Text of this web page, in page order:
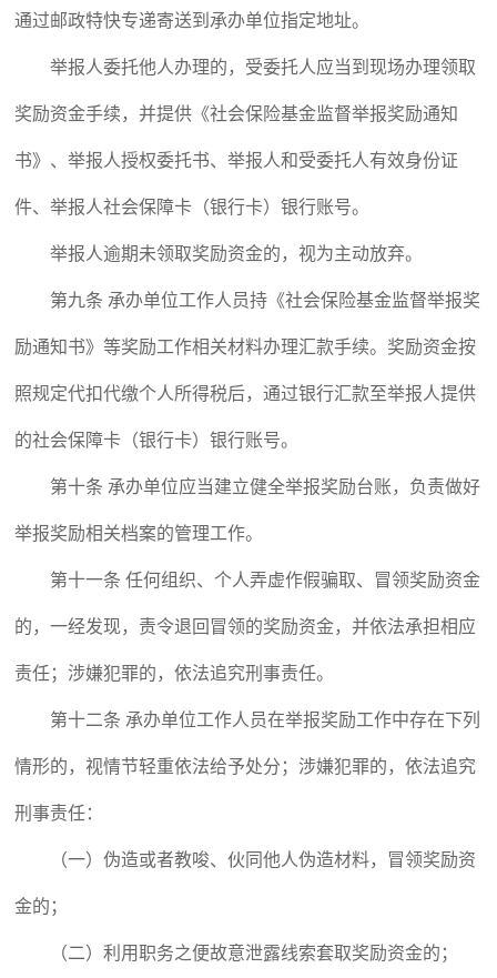
通过邮政特快专递寄送到承办单位指定地址。
举报人委托他人办理的，受委托人应当到现场办理领取
奖励资金手续，并提供《社会保险基金监督举报奖励通知
书》、举报人授权委托书、举报人和受委托人有效身份证
件、举报人社会保障卡（银行卡）银行账号。
举报人逾期未领取奖励资金的，视为主动放弃。
第九条 承办单位工作人员持《社会保险基金监督举报奖
励通知书》等奖励工作相关材料办理汇款手续。奖励资金按
照规定代扣代缴个人所得税后，通过银行汇款至举报人提供
的社会保障卡（银行卡）银行账号。
第十条 承办单位应当建立健全举报奖励台账，负责做好
举报奖励相关档案的管理工作。
第十一条 任何组织、个人弄虚作假骗取、冒领奖励资金
的，一经发现，责令退回冒领的奖励资金，并依法承担相应
责任；涉嫌犯罪的，依法追究刑事责任。
第十二条 承办单位工作人员在举报奖励工作中存在下列
情形的，视情节轻重依法给予处分；涉嫌犯罪的，依法追究
刑事责任：
（一）伪造或者教唆、伙同他人伪造材料，冒领奖励资
金的；
（二）利用职务之便故意泄露线索套取奖励资金的；